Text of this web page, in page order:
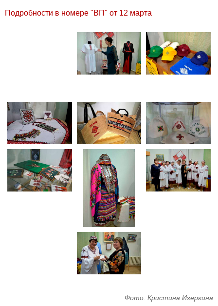
Подробности в номере "ВП" от 12 марта
Фото: Кристина Изергина